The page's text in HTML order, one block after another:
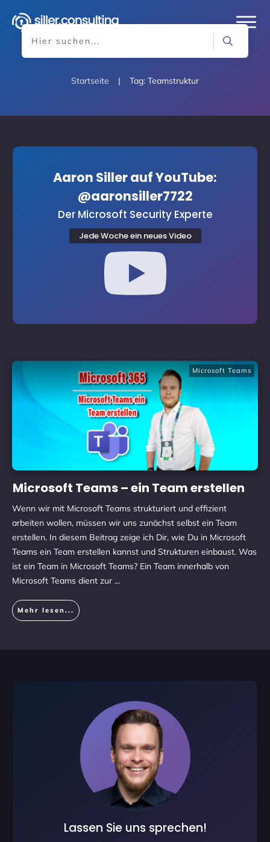
Startseite | Tag: Teamstruktur
Aaron Siller auf YouTube:
@aaronsiller7722
Der Microsoft Security Experte
Jede Woche ein neues Video
Microsoft Teams
Microsoft Teams – ein Team erstellen
Wenn wir mit Microsoft Teams strukturiert und effizient
arbeiten wollen, müssen wir uns zunächst selbst ein Team
erstellen. In diesem Beitrag zeige ich Dir, wie Du in Microsoft
Teams ein Team erstellen kannst und Strukturen einbaust. Was
ist ein Team in Microsoft Teams? Ein Team innerhalb von
Microsoft Teams dient zur ...
Mehr lesen...
Lassen Sie uns sprechen!